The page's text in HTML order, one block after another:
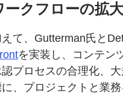
ークフローの拡大
て、Gutterman氏と
を実装し、コンテン
プロセスの合理化、
、プロジェクトと業